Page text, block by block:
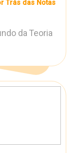
Trás das Notas
da Teoria